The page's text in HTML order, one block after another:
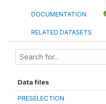
DOCUMENTATION
RELATED DATASETS
Data files
PRESELECTION